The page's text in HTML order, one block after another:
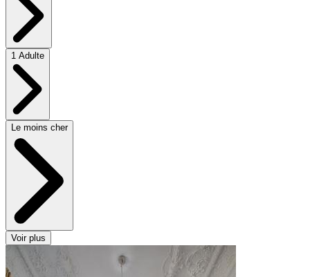
1 Adulte
Le moins cher
Voir plus